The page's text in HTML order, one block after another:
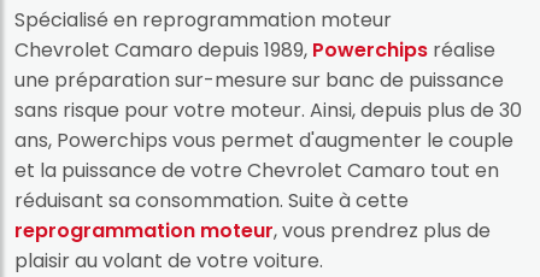
Spécialisé en reprogrammation moteur
Chevrolet Camaro depuis 1989, Powerchips réalise
une préparation sur-mesure sur banc de puissance
sans risque pour votre moteur. Ainsi, depuis plus de 30
ans, Powerchips vous permet d'augmenter le couple
et la puissance de votre Chevrolet Camaro tout en
réduisant sa consommation. Suite à cette
reprogrammation moteur, vous prendrez plus de
plaisir au volant de votre voiture.